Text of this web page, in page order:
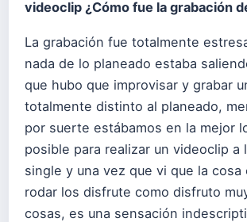
videoclip ¿Cómo fue la grabación
La grabación fue totalmente
nada de lo planeado estaba
que hubo que improvisar y grabar
totalmente distinto al planeado,
por suerte estábamos en la mejor
posible para realizar un videoclip a
single y una vez que vi que la cosa
rodar los disfrute como disfruto
cosas, es una sensación